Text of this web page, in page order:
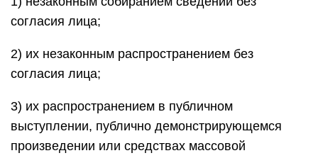
согласия лица;
2) их незаконным распространением без
согласия лица;
3) их распространением в публичном
выступлении, публично демонстрирующемся
произведении или средствах массовой